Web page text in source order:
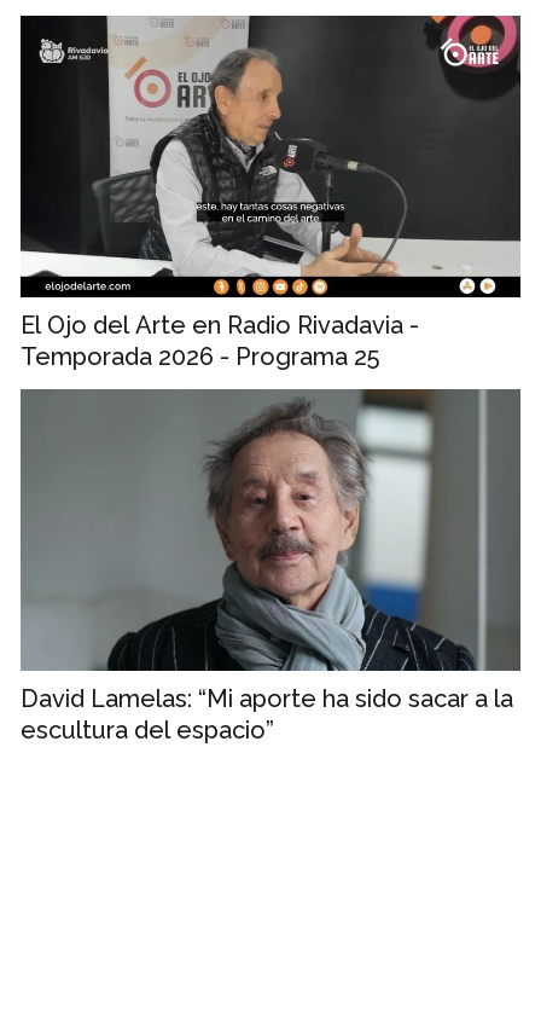
El Ojo del Arte en Radio Rivadavia -
Temporada 2026 - Programa 25
David Lamelas: “Mi aporte ha sido sacar a la
escultura del espacio”